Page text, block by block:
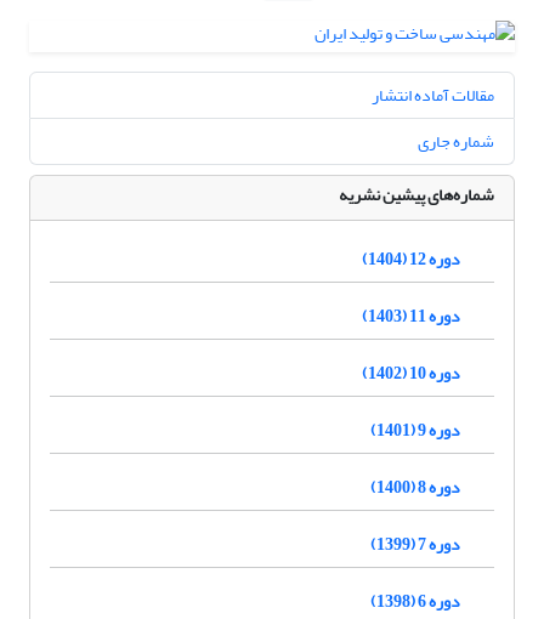
مقالات آماده انتشار
شماره جاری
شماره‌های پیشین نشریه
دوره 12 (1404)
دوره 11 (1403)
دوره 10 (1402)
دوره 9 (1401)
دوره 8 (1400)
دوره 7 (1399)
دوره 6 (1398)